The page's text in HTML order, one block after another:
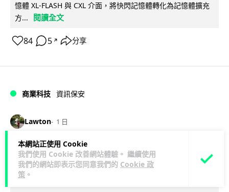
本網站正使用 Cookie
我們使用 Cookie 改善網站體驗。 繼續使用
我們的網站即表示您同意我們的 Cookie 政
策 。
憶體 XL-FLASH 與 CXL 介面，將快閃記憶體轉化為記憶體擴充
方...
閱讀全文
84 5 ↗ 分享
商業科技 資訊保安
Lawton 1 日
東華學院誤發取錄電郵 全數 11,139 名
申請人一度空歡喜 專家:人為疏忽+系統
防護缺失